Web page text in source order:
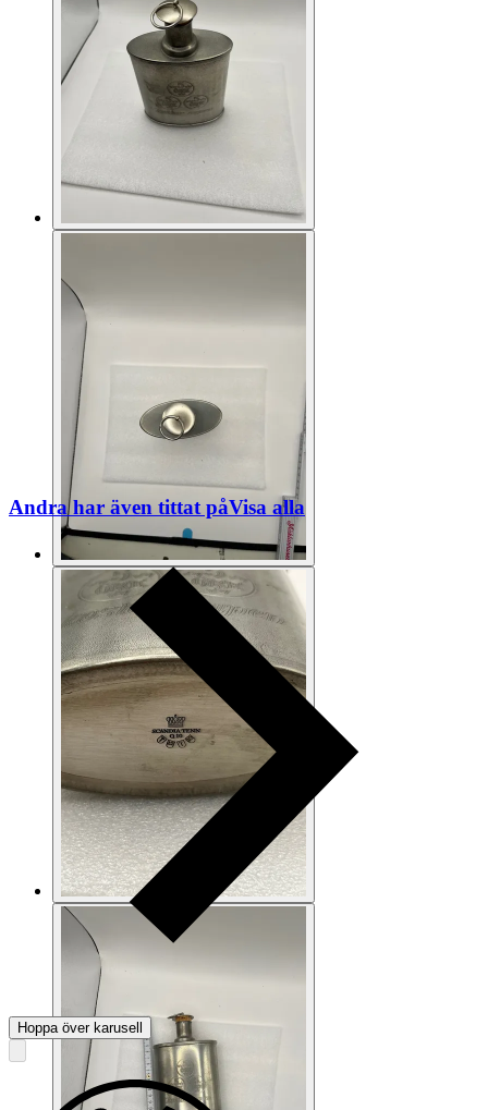
Andra har även tittat påVisa alla
Hoppa över karusell